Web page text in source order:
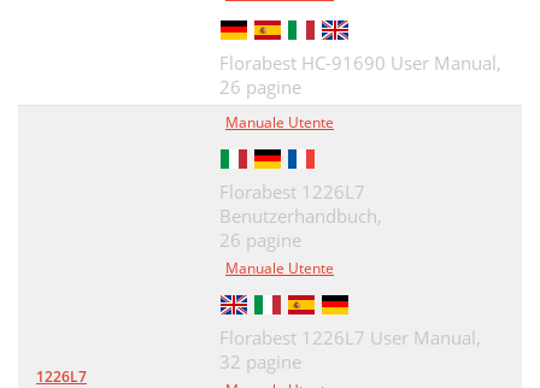
Florabest HC-91690 User Manual,
26 pagine
1226L7
Manuale Utente
Florabest 1226L7
Benutzerhandbuch,
26 pagine
Manuale Utente
Florabest 1226L7 User Manual,
32 pagine